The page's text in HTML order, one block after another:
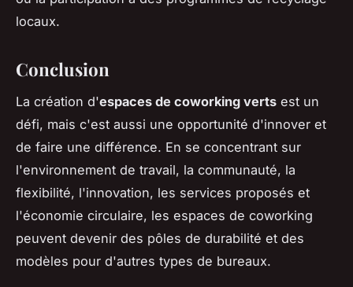
locaux.
Conclusion
La création d'espaces de coworking verts est un
défi, mais c'est aussi une opportunité d'innover et
de faire une différence. En se concentrant sur
l'environnement de travail, la communauté, la
flexibilité, l'innovation, les services proposés et
l'économie circulaire, les espaces de coworking
peuvent devenir des pôles de durabilité et des
modèles pour d'autres types de bureaux.